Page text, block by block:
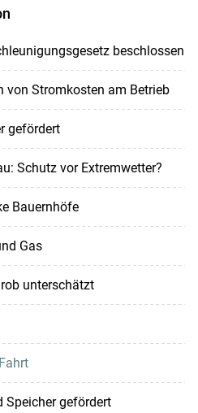
beschlossen
von Stromkosten am Betrieb
gefördert
Schutz vor Extremwetter?
Bauernhöfe
Gas
unterschätzt
Speicher gefördert